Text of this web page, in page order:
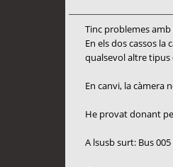
Tinc problemes
En els dos cassos
qualsevol altre
En canvi, la càmera
He provat donant
A lsusb surt: Bus